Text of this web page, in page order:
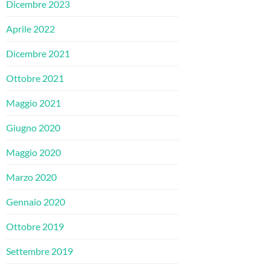
Dicembre 2023
Aprile 2022
Dicembre 2021
Ottobre 2021
Maggio 2021
Giugno 2020
Maggio 2020
Marzo 2020
Gennaio 2020
Ottobre 2019
Settembre 2019